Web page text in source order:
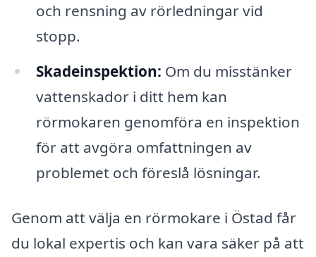
och rensning av rörledningar vid
stopp.
Skadeinspektion: Om du misstänker
vattenskador i ditt hem kan
rörmokaren genomföra en inspektion
för att avgöra omfattningen av
problemet och föreslå lösningar.
Genom att välja en rörmokare i Östad får
du lokal expertis och kan vara säker på att